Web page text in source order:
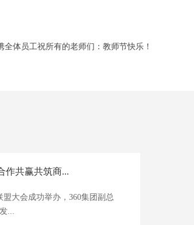
体员工祝所有的老师们：教师节快乐！
作共赢共筑商...
盟大会成功举办，360集团副总
...